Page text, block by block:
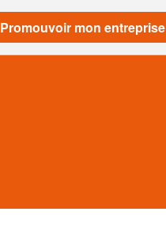
Promouvoir mon entreprise